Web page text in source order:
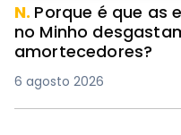
N. Porque é que as
no Minho
amortecedores?
6 agosto 2026